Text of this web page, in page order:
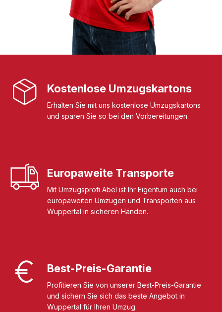
Kostenlose Umzugskartons
Erhalten Sie mit uns kostenlose Umzugskartons
und sparen Sie so bei den Vorbereitungen.
Europaweite Transporte
Mit Umzugsprofi Abel ist Ihr Eigentum auch bei
europaweiten Umzügen und Transporten aus
Wuppertal in sicheren Händen.
Best-Preis-Garantie
Profitieren Sie von unserer Best-Preis-Garantie
und sichern Sie sich das beste Angebot in
Wuppertal für Ihren Umzug.